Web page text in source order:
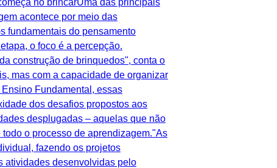
acontece por meio das
fundamentais do pensamento
o foco é a percepção.
construção de brinquedos", conta o
mas com a capacidade de organizar
Fundamental, essas
dos desafios propostos aos
desplugadas – aquelas que não
o processo de aprendizagem."As
fazendo os projetos
atividades desenvolvidas pelo